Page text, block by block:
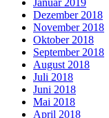
Dezember 2018
November 2018
Oktober 2018
September 2018
August 2018
Juli 2018
Juni 2018
Mai 2018
April 2018